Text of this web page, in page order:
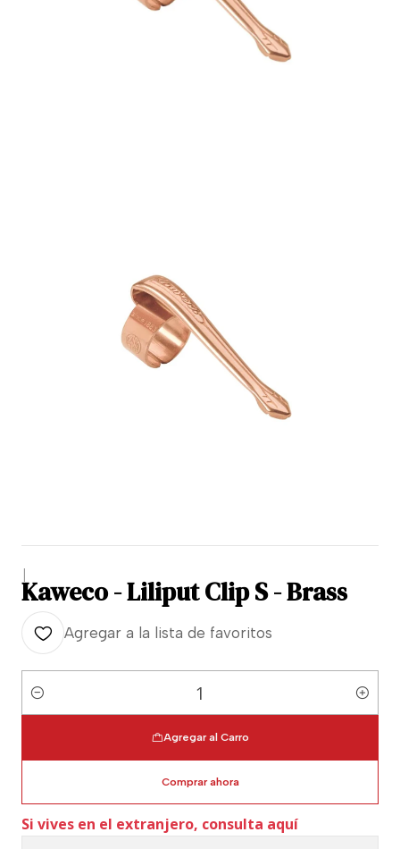
|
Kaweco - Liliput Clip S - Brass
Agregar a la lista de favoritos
Cantidad
Agregar al Carro
Comprar ahora
Si vives en el extranjero, consulta aquí